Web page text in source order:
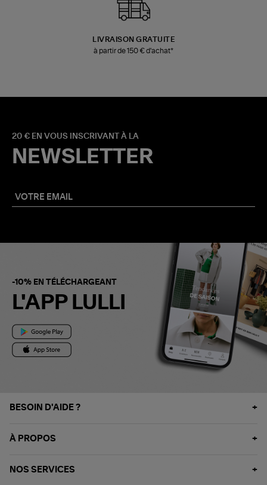
LIVRAISON GRATUITE
à partir de 150 € d'achat*
20 € EN VOUS INSCRIVANT À LA
NEWSLETTER
-10% EN TÉLÉCHARGEANT
L'APP LULLI
BESOIN D'AIDE ?
À PROPOS
NOS SERVICES